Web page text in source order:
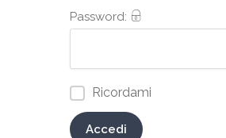
Password:
Ricordami
Accedi